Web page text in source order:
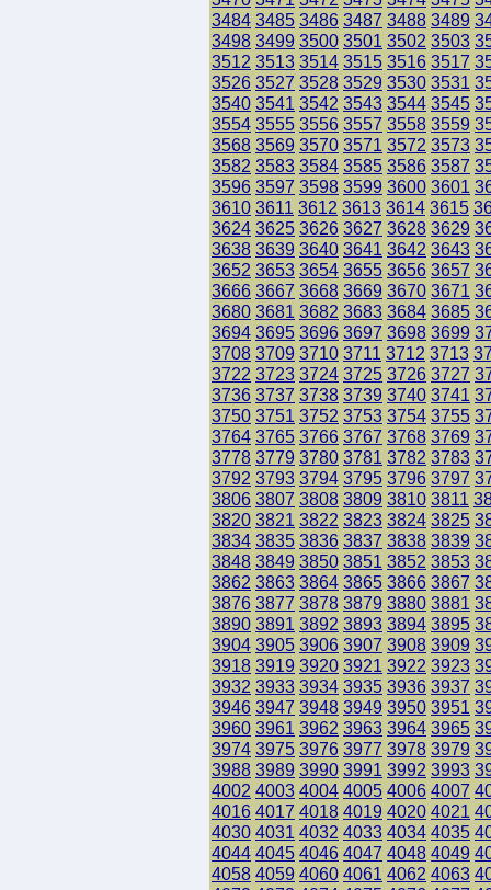
3484 3485 3486 3487 3488 3489
3498 3499 3500 3501 3502 3503
3512 3513 3514 3515 3516 3517
3526 3527 3528 3529 3530 3531
3540 3541 3542 3543 3544 3545
3554 3555 3556 3557 3558 3559
3568 3569 3570 3571 3572 3573
3582 3583 3584 3585 3586 3587
3596 3597 3598 3599 3600 3601
3610 3611 3612 3613 3614 3615
3624 3625 3626 3627 3628 3629
3638 3639 3640 3641 3642 3643
3652 3653 3654 3655 3656 3657
3666 3667 3668 3669 3670 3671
3680 3681 3682 3683 3684 3685
3694 3695 3696 3697 3698 3699
3708 3709 3710 3711 3712 3713
3722 3723 3724 3725 3726 3727
3736 3737 3738 3739 3740 3741
3750 3751 3752 3753 3754 3755
3764 3765 3766 3767 3768 3769
3778 3779 3780 3781 3782 3783
3792 3793 3794 3795 3796 3797
3806 3807 3808 3809 3810 3811
3820 3821 3822 3823 3824 3825
3834 3835 3836 3837 3838 3839
3848 3849 3850 3851 3852 3853
3862 3863 3864 3865 3866 3867
3876 3877 3878 3879 3880 3881
3890 3891 3892 3893 3894 3895
3904 3905 3906 3907 3908 3909
3918 3919 3920 3921 3922 3923
3932 3933 3934 3935 3936 3937
3946 3947 3948 3949 3950 3951
3960 3961 3962 3963 3964 3965
3974 3975 3976 3977 3978 3979
3988 3989 3990 3991 3992 3993
4002 4003 4004 4005 4006 4007
4016 4017 4018 4019 4020 4021
4030 4031 4032 4033 4034 4035
4044 4045 4046 4047 4048 4049
4058 4059 4060 4061 4062 4063